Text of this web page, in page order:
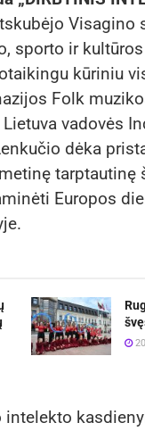
Visagino
sporto ir
kūriniu
Folk
vadovės
dėka
tarptautinę
Europos